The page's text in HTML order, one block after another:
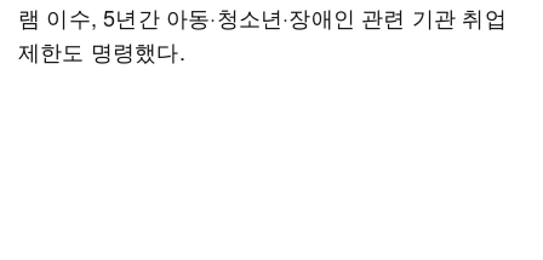
램 이수, 5년간 아동·청소년·장애인 관련 기관 취업
제한도 명령했다.